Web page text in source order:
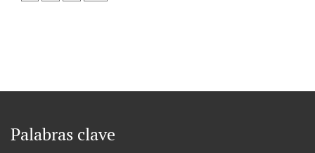
Palabras clave